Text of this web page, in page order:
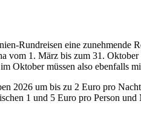
Rundreisen eine
1. März bis zum 31.
Oktober müssen also ebenfalls
2026 um bis zu 2 Euro pro
1 und 5 Euro pro Person